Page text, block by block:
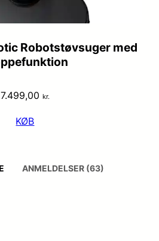
Robotstøvsuger med
7.499,00 kr.
KØB
ANMELDELSER (63)